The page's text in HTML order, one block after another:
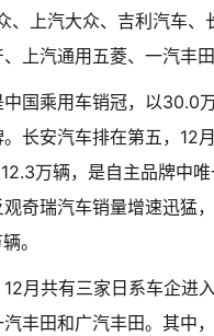
、上汽大众、吉利汽车、
上汽通用五菱、一汽丰田
中国乘用车销冠，以30.0
长安汽车排在第五，12
万辆，是自主品牌中
奇瑞汽车销量增速迅猛
。
月共有三家日系车企进
丰田和广汽丰田。其中